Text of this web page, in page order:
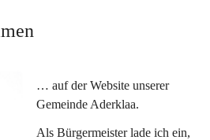
… auf der Website unserer
Gemeinde Aderklaa.
Als Bürgermeister lade ich ein,